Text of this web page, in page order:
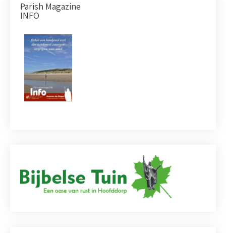
Parish Magazine
INFO